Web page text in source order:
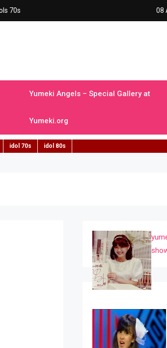
70s 08
Yumeki Angels – Special Gallery at
Yumeki.org
idol 70s idol 80s